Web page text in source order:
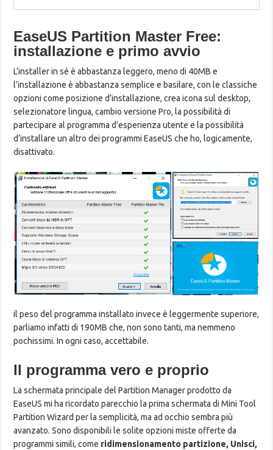
EaseUS Partition Master Free:
installazione e primo avvio
L’installer in sé è abbastanza leggero, meno di 40MB e
l’installazione è abbastanza semplice e basilare, con le classiche
opzioni come posizione d’installazione, crea icona sul desktop,
selezionatore lingua, cambio versione Pro, la possibilità di
partecipare al programma d’esperienza utente e la possibilità
d’installare un altro dei programmi EaseUS che ho, logicamente,
disattivato.
il peso del programma installato invece è leggermente superiore,
parliamo infatti di 190MB che, non sono tanti, ma nemmeno
pochissimi. In ogni caso, accettabile.
Il programma vero e proprio
La schermata principale del Partition Manager prodotto da
EaseUS mi ha ricordato parecchio la prima schermata di Mini Tool
Partition Wizard per la semplicità, ma ad occhio sembra più
avanzato. Sono disponibili le solite opzioni miste offerte da
programmi simili, come ridimensionamento partizione, Unisci,